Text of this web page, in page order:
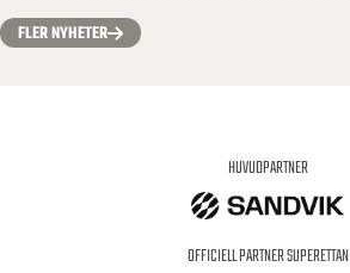
FLER NYHETER
HUVUDPARTNER
OFFICIELL PARTNER SUPERETTAN